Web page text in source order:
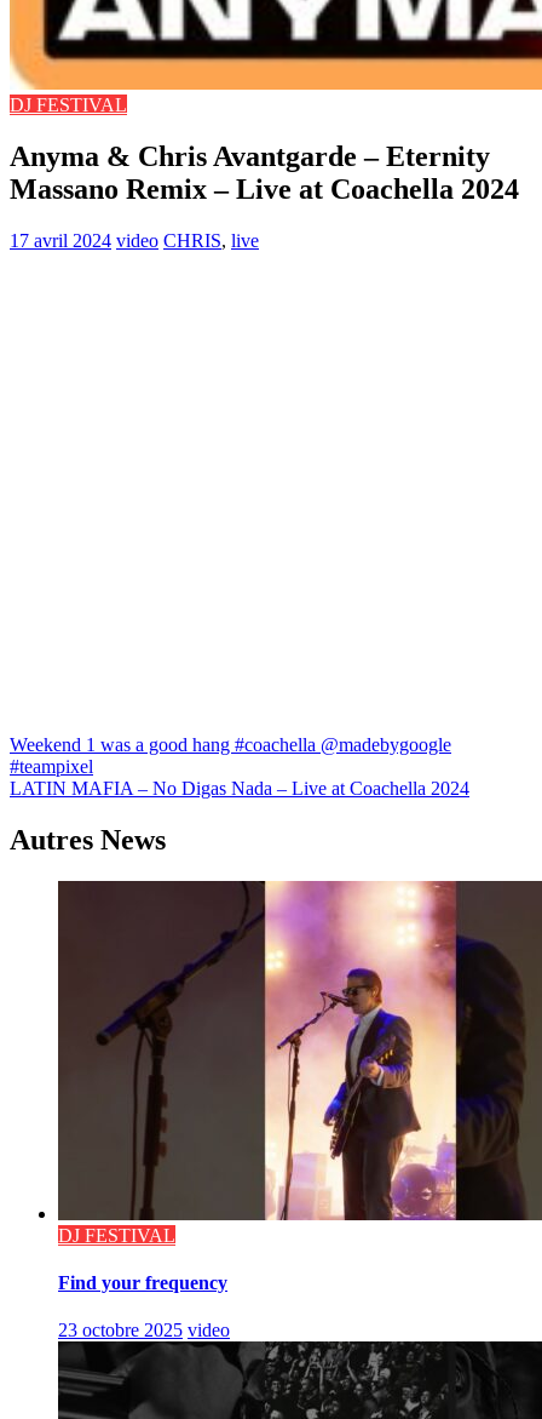
DJ FESTIVAL
Anyma & Chris Avantgarde – Eternity
Massano Remix – Live at Coachella 2024
17 avril 2024 video CHRIS, live
Navigation
de
Weekend 1 was a good hang #coachella @madebygoogle
#teampixel
LATIN MAFIA – No Digas Nada – Live at Coachella 2024
Autres News
DJ FESTIVAL
Find your frequency
23 octobre 2025 video